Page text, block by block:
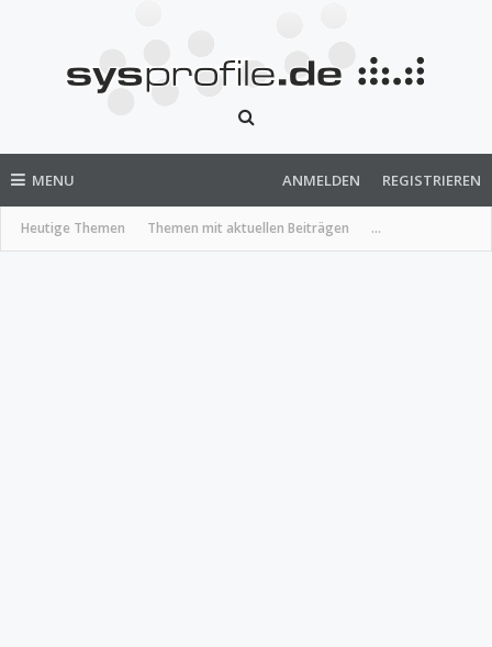
MENU
Heutige Themen Themen mit aktuellen Beiträgen ...
ANMELDEN REGISTRIEREN